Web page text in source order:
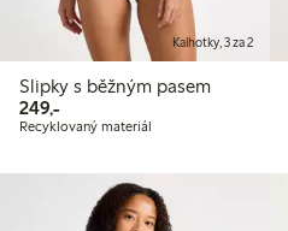
Kalhotky, 3 za 2
Slipky s běžným pasem
249,-249,00 Kč
Recyklovaný materiál